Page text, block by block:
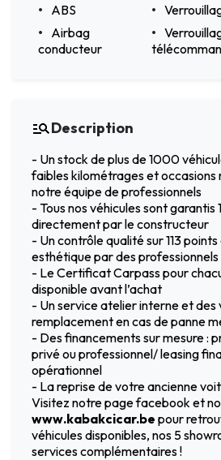
ABS
Airbag
conducteur
Description
- Un stock de plus de 1000
faibles kilométrages et occasions
notre équipe de professionnels
- Tous nos véhicules sont garantis
directement par le constructeur
- Un contrôle qualité sur 113
esthétique par des
- Le Certificat Carpass pour
disponible avant l’achat
- Un service atelier interne et des
remplacement en cas de panne
- Des financements sur mesure :
privé ou professionnel/ leasing
opérationnel
- La reprise de votre ancienne
Visitez notre page facebook et
www.kabakcicar.be pour
véhicules disponibles, nos 5
services complémentaires !